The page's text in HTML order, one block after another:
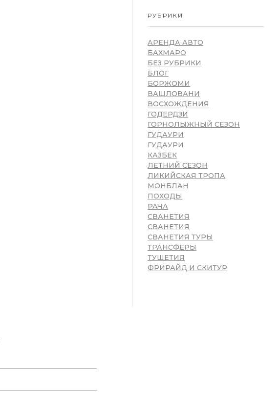
РУБРИКИ
АРЕНДА АВТО
БАХМАРО
БЕЗ РУБРИКИ
БЛОГ
БОРЖОМИ
ВАШЛОВАНИ
ВОСХОЖДЕНИЯ
ГОДЕРДЗИ
ГОРНОЛЫЖНЫЙ СЕЗОН
ГУДАУРИ
ГУДАУРИ
КАЗБЕК
ЛЕТНИЙ СЕЗОН
ЛИКИЙСКАЯ ТРОПА
МОНБЛАН
ПОХОДЫ
РАЧА
СВАНЕТИЯ
СВАНЕТИЯ
СВАНЕТИЯ ТУРЫ
ТРАНСФЕРЫ
ТУШЕТИЯ
ФРИРАЙД И СКИТУР